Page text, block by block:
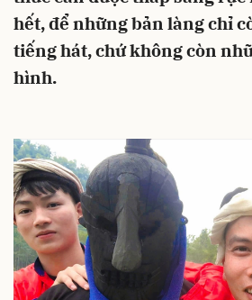
hết, để những bản làng chỉ
tiếng hát, chứ không còn
hình.